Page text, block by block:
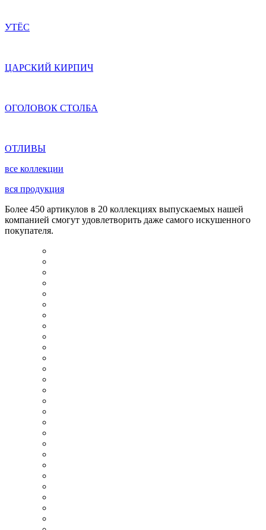
УТЁС
ЦАРСКИЙ КИРПИЧ
ОГОЛОВОК СТОЛБА
ОТЛИВЫ
все коллекции
вся продукция
Более 450 артикулов в 20 коллекциях выпускаемых нашей
компанией смогут удовлетворить даже самого искушенного
покупателя.